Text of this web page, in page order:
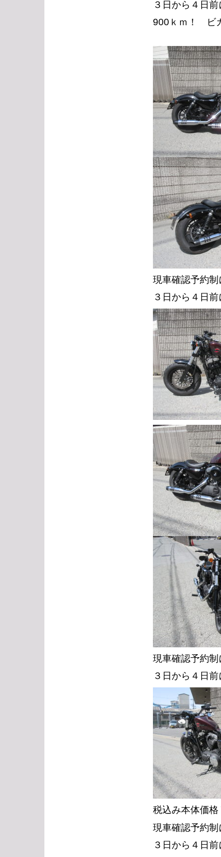
３日から４日
900ｋｍ！ ビ
現車確認予約
３日から４日
現車確認予約
３日から４日
税込み本体価
現車確認予約
３日から４日